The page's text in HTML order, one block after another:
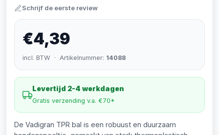
Schrijf de eerste review
€4,39
incl. BTW · Artikelnummer: 14088
Levertijd 2-4 werkdagen
Gratis verzending v.a. €70*
De Vadigran TPR bal is een robuust en duurzaam